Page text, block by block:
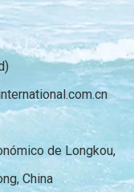
de Longkou,
China